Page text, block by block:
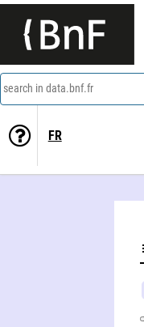
search in data.bnf.fr
FR